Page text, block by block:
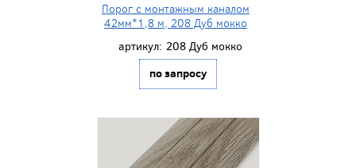
Порог с монтажным каналом
42мм*1,8 м, 208 Дуб мокко
артикул: 208 Дуб мокко
по запросу